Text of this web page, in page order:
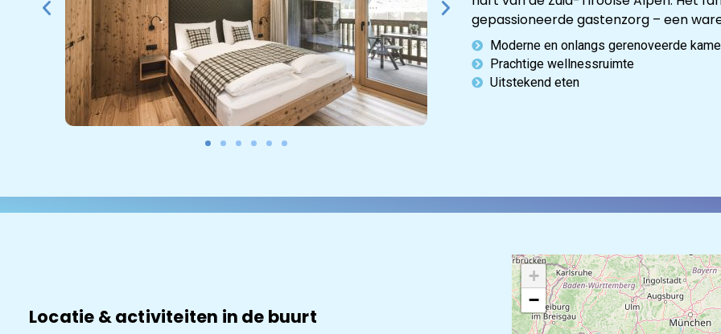
gepassioneerde gastenzorg – een
Moderne en onlangs gerenoveerde
Prachtige wellnessruimte
Uitstekend eten
Locatie & activiteiten in de buurt
+
−